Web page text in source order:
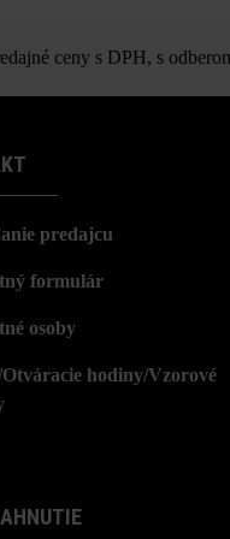
ceny s DPH, s
predajcu
formulár
osoby
hodiny/Vzorové